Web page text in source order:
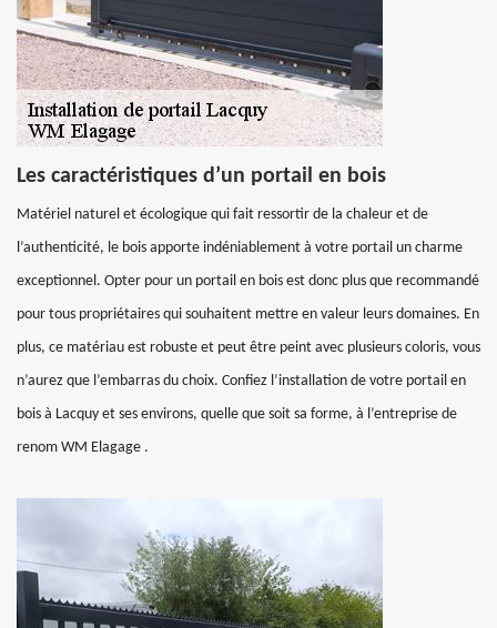
Les caractéristiques d’un portail en bois
Matériel naturel et écologique qui fait ressortir de la chaleur et de
l’authenticité, le bois apporte indéniablement à votre portail un charme
exceptionnel. Opter pour un portail en bois est donc plus que recommandé
pour tous propriétaires qui souhaitent mettre en valeur leurs domaines. En
plus, ce matériau est robuste et peut être peint avec plusieurs coloris, vous
n’aurez que l’embarras du choix. Confiez l’installation de votre portail en
bois à Lacquy et ses environs, quelle que soit sa forme, à l’entreprise de
renom WM Elagage .